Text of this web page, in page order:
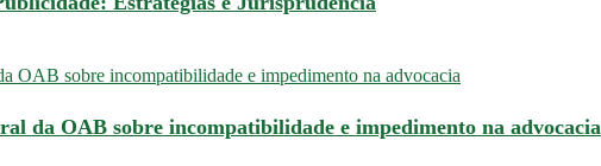
da OAB sobre incompatibilidade e impedimento na advocacia